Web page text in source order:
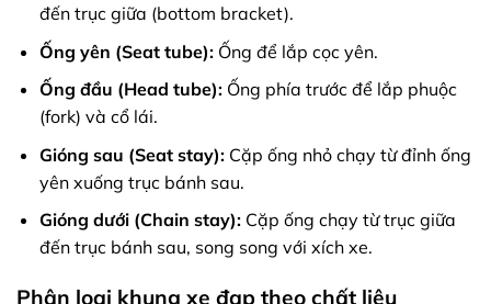
đến trục giữa (bottom bracket).
Ống yên (Seat tube):Ống để lắp cọc yên.
Ống đầu (Head tube):Ống phía trước để lắp phuộc
(fork) và cổ lái.
Gióng sau (Seat stay):Cặp ống nhỏ chạy từ đỉnh ống
yên xuống trục bánh sau.
Gióng dưới (Chain stay):Cặp ống chạy từ trục giữa
đến trục bánh sau, song song với xích xe.
Phân loại khung xe đạp theo chất liệu